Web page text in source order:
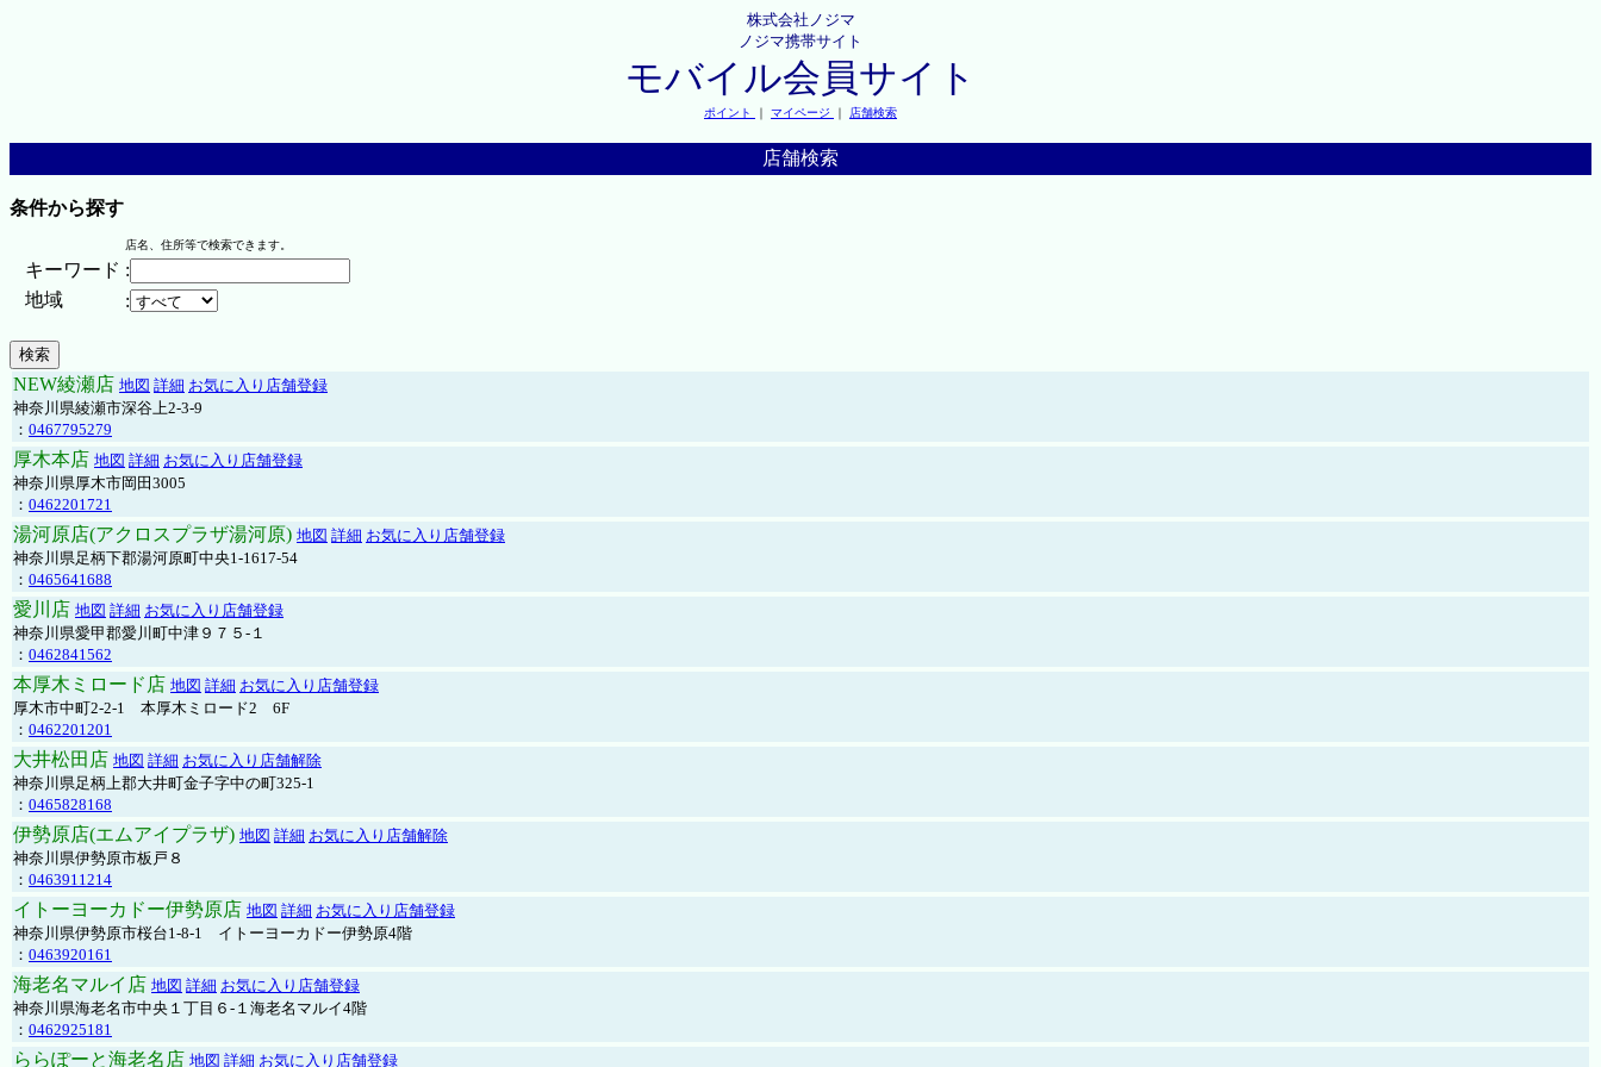
株式会社ノジマ
ノジマ携帯サイト
モバイル会員サイト
ポイント ｜ マイページ ｜ 店舗検索
店舗検索
条件から探す
店名、住所等で検索できます。
キーワード :
地域
:
NEW綾瀬店 地図 詳細 お気に入り店舗登録
神奈川県綾瀬市深谷上2-3-9
： 0467795279
厚木本店 地図 詳細 お気に入り店舗登録
神奈川県厚木市岡田3005
： 0462201721
湯河原店(アクロスプラザ湯河原) 地図 詳細 お気に入り店舗登録
神奈川県足柄下郡湯河原町中央1-1617-54
： 0465641688
愛川店 地図 詳細 お気に入り店舗登録
神奈川県愛甲郡愛川町中津９７５-１
： 0462841562
本厚木ミロード店 地図 詳細 お気に入り店舗登録
厚木市中町2-2-1 本厚木ミロード2 6F
： 0462201201
大井松田店 地図 詳細 お気に入り店舗解除
神奈川県足柄上郡大井町金子字中の町325-1
： 0465828168
伊勢原店(エムアイプラザ) 地図 詳細 お気に入り店舗解除
神奈川県伊勢原市板戸８
： 0463911214
イトーヨーカドー伊勢原店 地図 詳細 お気に入り店舗登録
神奈川県伊勢原市桜台1-8-1 イトーヨーカドー伊勢原4階
： 0463920161
海老名マルイ店 地図 詳細 お気に入り店舗登録
神奈川県海老名市中央１丁目６-１海老名マルイ4階
： 0462925181
ららぽーと海老名店 地図 詳細 お気に入り店舗登録